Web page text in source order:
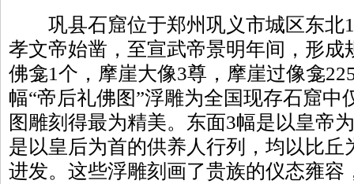
巩县石窟位于郑州巩义市城区东北
孝文帝始凿，至宣武帝景明年间，形成
佛龛1个，摩崖大像3尊，摩崖过像龛
幅“帝后礼佛图”浮雕为全国现存石窟中
图雕刻得最为精美。东面3幅是以皇帝
是以皇后为首的供养人行列，均以比丘
进发。这些浮雕刻画了贵族的仪态雍容